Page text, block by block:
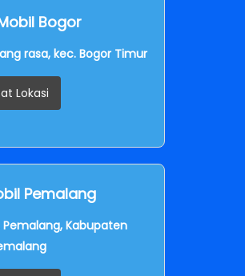
Bogor
rasa, kec. Bogor Timur
Lokasi
Pemalang
Pemalang, Kabupaten